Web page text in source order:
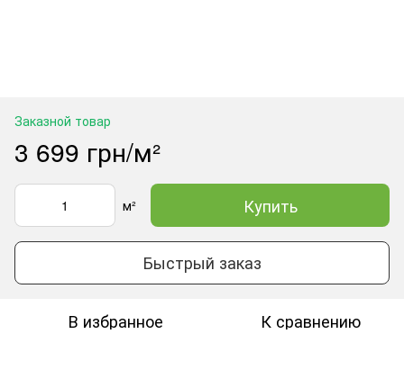
Заказной товар
3 699 грн/м²
м² Купить
Быстрый заказ
В избранное К сравнению